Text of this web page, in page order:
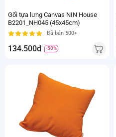
Gối tựa lưng Canvas NIN House
B2201_NH045 (45x45cm)
Đã bán 500+
134.500đ -50%